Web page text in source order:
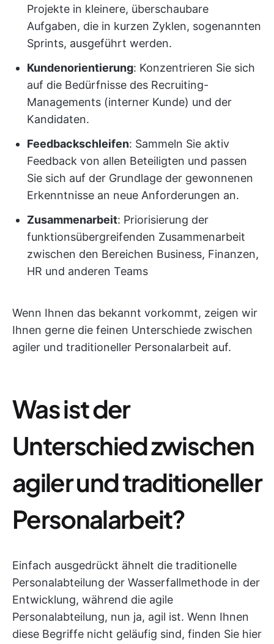
Projekte in kleinere, überschaubare
Aufgaben, die in kurzen Zyklen, sogenannten
Sprints, ausgeführt werden.
Kundenorientierung: Konzentrieren Sie sich
auf die Bedürfnisse des Recruiting-
Managements (interner Kunde) und der
Kandidaten.
Feedbackschleifen: Sammeln Sie aktiv
Feedback von allen Beteiligten und passen
Sie sich auf der Grundlage der gewonnenen
Erkenntnisse an neue Anforderungen an.
Zusammenarbeit: Priorisierung der
funktionsübergreifenden Zusammenarbeit
zwischen den Bereichen Business, Finanzen,
HR und anderen Teams
Wenn Ihnen das bekannt vorkommt, zeigen wir
Ihnen gerne die feinen Unterschiede zwischen
agiler und traditioneller Personalarbeit auf.
Was ist der
Unterschied zwischen
agiler und traditioneller
Personalarbeit?
Einfach ausgedrückt ähnelt die traditionelle
Personalabteilung der Wasserfallmethode in der
Entwicklung, während die agile
Personalabteilung, nun ja, agil ist. Wenn Ihnen
diese Begriffe nicht geläufig sind, finden Sie hier